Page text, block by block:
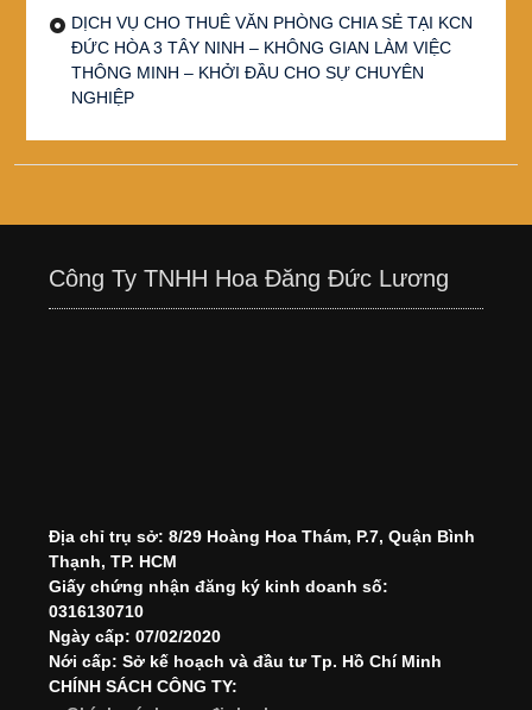
DỊCH VỤ CHO THUÊ VĂN PHÒNG CHIA SẺ TẠI KCN
ĐỨC HÒA 3 TÂY NINH – KHÔNG GIAN LÀM VIỆC
THÔNG MINH – KHỞI ĐẦU CHO SỰ CHUYÊN
NGHIỆP
Công Ty TNHH Hoa Đăng Đức Lương
Địa chỉ trụ sở: 8/29 Hoàng Hoa Thám, P.7, Quận Bình
Thạnh, TP. HCM
Giấy chứng nhận đăng ký kinh doanh số:
0316130710
Ngày cấp: 07/02/2020
Nới cấp: Sở kế hoạch và đầu tư Tp. Hồ Chí Minh
CHÍNH SÁCH CÔNG TY: